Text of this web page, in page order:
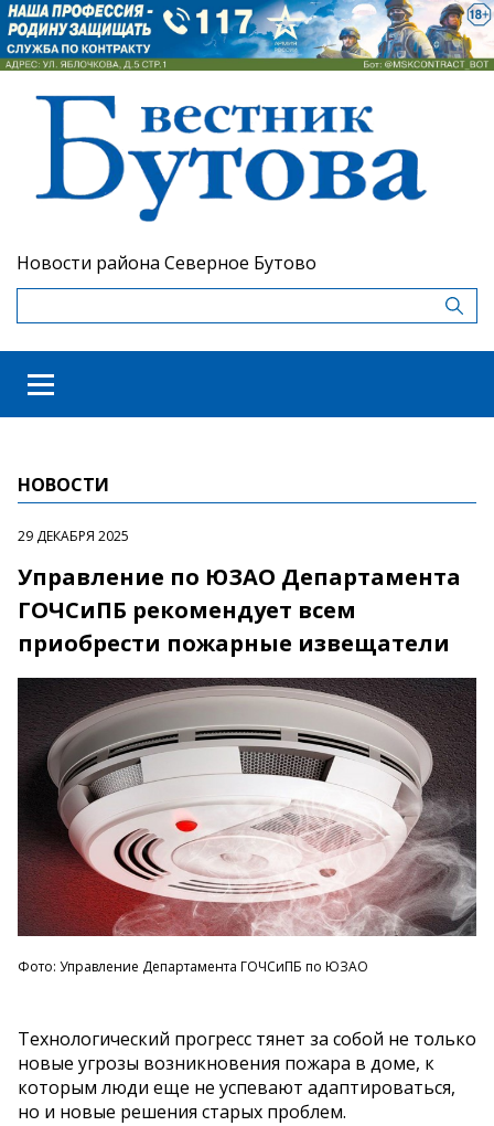
Новости района Северное Бутово
НОВОСТИ
29 ДЕКАБРЯ 2025
Управление по ЮЗАО Департамента
ГОЧСиПБ рекомендует всем
приобрести пожарные извещатели
Фото: Управление Департамента ГОЧСиПБ по ЮЗАО
Технологический прогресс тянет за собой не только
новые угрозы возникновения пожара в доме, к
которым люди еще не успевают адаптироваться,
но и новые решения старых проблем.